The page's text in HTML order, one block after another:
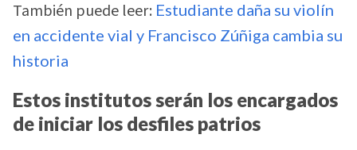
También puede leer: Estudiante daña su violín
en accidente vial y Francisco Zúñiga cambia su
historia
Estos institutos serán los encargados
de iniciar los desfiles patrios